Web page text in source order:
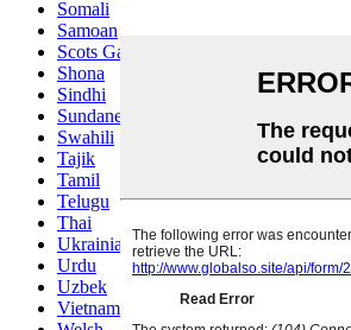
Somali
Samoan
Scots Gaelic
Shona
Sindhi
Sundanese
Swahili
Tajik
Tamil
Telugu
Thai
Ukrainian
Urdu
Uzbek
Vietnamese